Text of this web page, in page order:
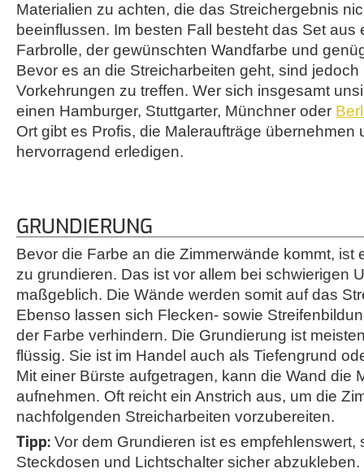
Materialien zu achten, die das Streichergebnis
beeinflussen. Im besten Fall besteht das Set aus
Farbrolle, der gewünschten Wandfarbe und
Bevor es an die Streicharbeiten geht, sind
Vorkehrungen zu treffen. Wer sich insgesamt
einen Hamburger, Stuttgarter, Münchner oder
Ort gibt es Profis, die Maleraufträge übernehmen
hervorragend erledigen.
GRUNDIERUNG
Bevor die Farbe an die Zimmerwände kommt, ist
zu grundieren. Das ist vor allem bei schwierigen
maßgeblich. Die Wände werden somit auf das
Ebenso lassen sich Flecken- sowie
der Farbe verhindern. Die Grundierung ist
flüssig. Sie ist im Handel auch als Tiefengrund
Mit einer Bürste aufgetragen, kann die Wand die
aufnehmen. Oft reicht ein Anstrich aus, um die
nachfolgenden Streicharbeiten vorzubereiten.
Tipp: Vor dem Grundieren ist es empfehlenswert,
Steckdosen und Lichtschalter sicher abzukleben.